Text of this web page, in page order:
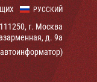
РУССКИЙ
111250, г. Москва
д. 9а